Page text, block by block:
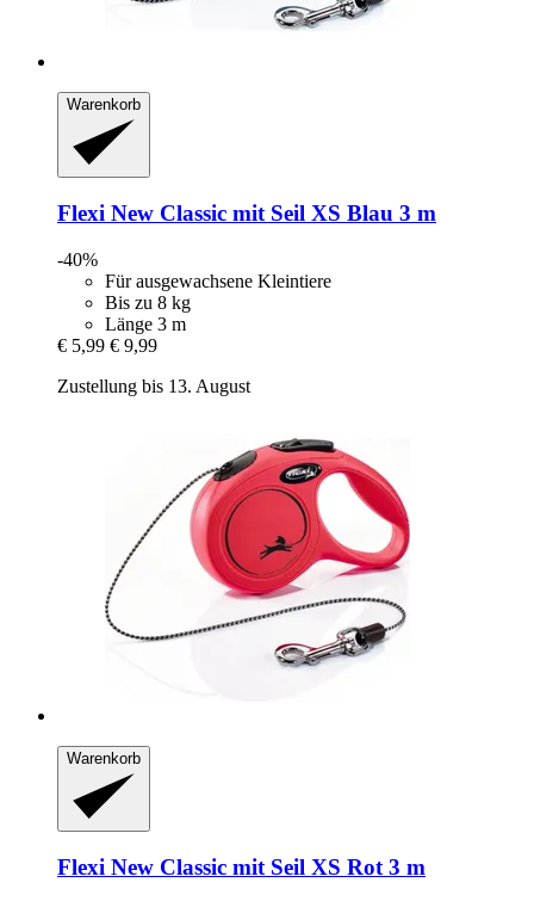
Warenkorb
Flexi New Classic mit Seil XS Blau 3 m
-40%
Für ausgewachsene Kleintiere
Bis zu 8 kg
Länge 3 m
€ 5,99 € 9,99
Zustellung bis 13. August
Warenkorb
Flexi New Classic mit Seil XS Rot 3 m